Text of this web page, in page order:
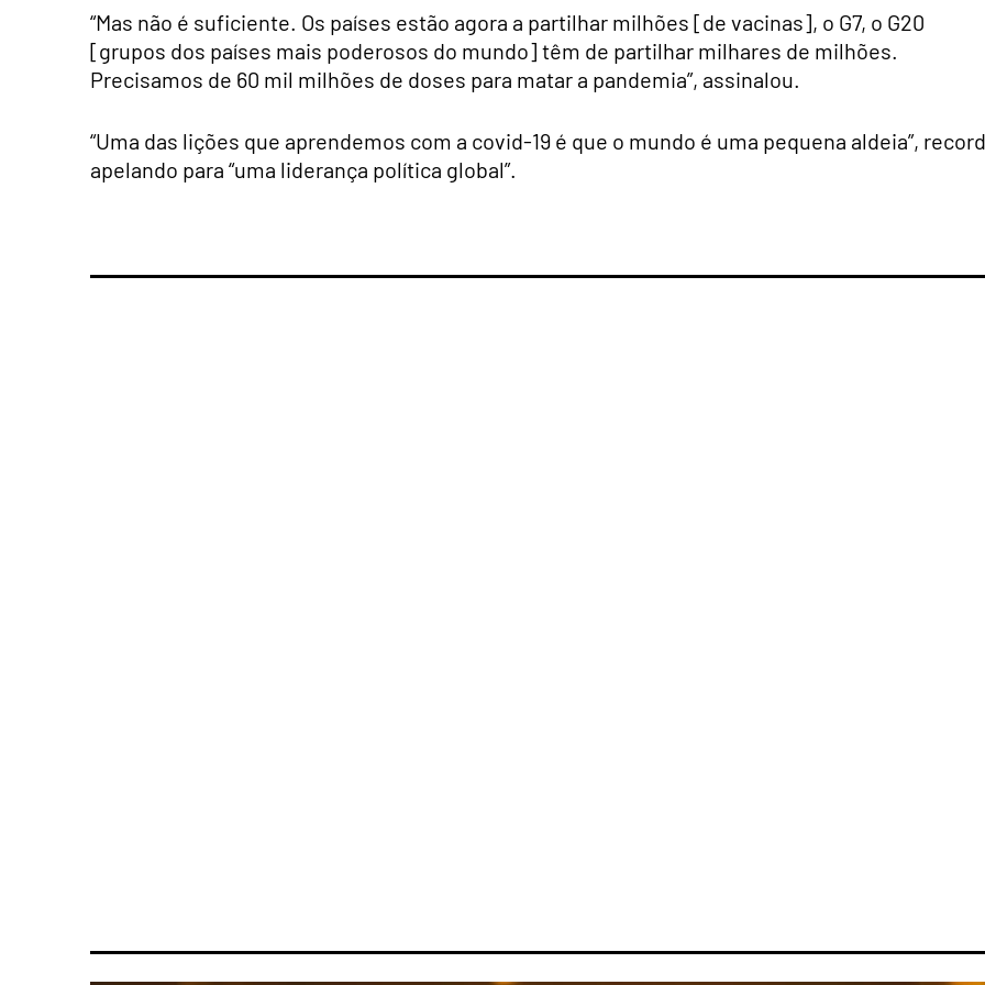
“Mas não é suficiente. Os países estão agora a partilhar milhões [de vacinas], o G7, o G20
[grupos dos países mais poderosos do mundo] têm de partilhar milhares de milhões.
Precisamos de 60 mil milhões de doses para matar a pandemia”, assinalou.
“Uma das lições que aprendemos com a covid-19 é que o mundo é uma pequena aldeia”,
apelando para “uma liderança política global”.